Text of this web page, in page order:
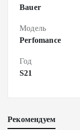
Bauer
Модель
Perfomance
Год
S21
Рекомендуем